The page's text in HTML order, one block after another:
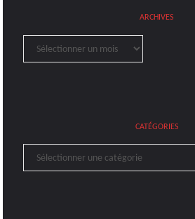
ARCHIVES
Archives
CATÉGORIES
Catégories